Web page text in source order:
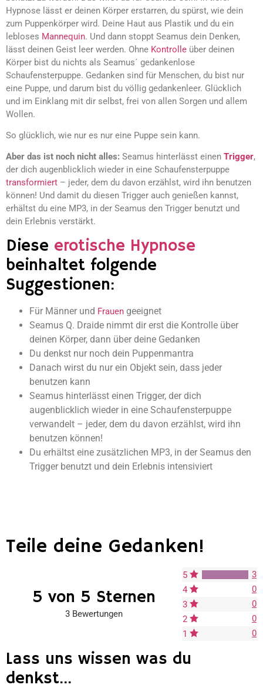
Hypnose lässt er deinen Körper erstarren, du spürst, wie dein
zum Puppenkörper wird. Deine Haut aus Plastik und du ein
lebloses Mannequin. Und dann stoppt Seamus dein Denken,
lässt deinen Geist leer werden. Ohne Kontrolle über deinen
Körper bist du nichts als Seamus´ gedankenlose
Schaufensterpuppe. Gedanken sind für Menschen, du bist nur
eine Puppe, und darum bist du völlig gedankenleer. Glücklich
und im Einklang mit dir selbst, frei von allen Sorgen und allem
Wollen.
So glücklich, wie nur es nur eine Puppe sein kann.
Aber das ist noch nicht alles: Seamus hinterlässt einen Trigger,
der dich augenblicklich wieder in eine Schaufensterpuppe
transformiert – jeder, dem du davon erzählst, wird ihn benutzen
können! Und damit du diesen Trigger auch genießen kannst,
erhältst du eine MP3, in der Seamus den Trigger benutzt und
dein Erlebnis verstärkt.
Diese erotische Hypnose
beinhaltet folgende
Suggestionen:
Für Männer und Frauen geeignet
Seamus Q. Draide nimmt dir erst die Kontrolle über
deinen Körper, dann über deine Gedanken
Du denkst nur noch dein Puppenmantra
Danach wirst du nur ein Objekt sein, dass jeder
benutzen kann
Seamus hinterlässt einen Trigger, der dich
augenblicklich wieder in eine Schaufensterpuppe
verwandelt – jeder, dem du davon erzählst, wird ihn
benutzen können!
Du erhältst eine zusätzlichen MP3, in der Seamus den
Trigger benutzt und dein Erlebnis intensiviert
Teile deine Gedanken!
5 von 5 Sternen
3 Bewertungen
5
3
4
0
3
0
2
0
1
0
Lass uns wissen was du
denkst...